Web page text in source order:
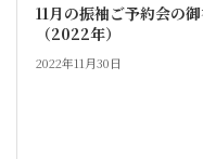
11月の振袖ご予約会の
（2022年）
2022年11月30日